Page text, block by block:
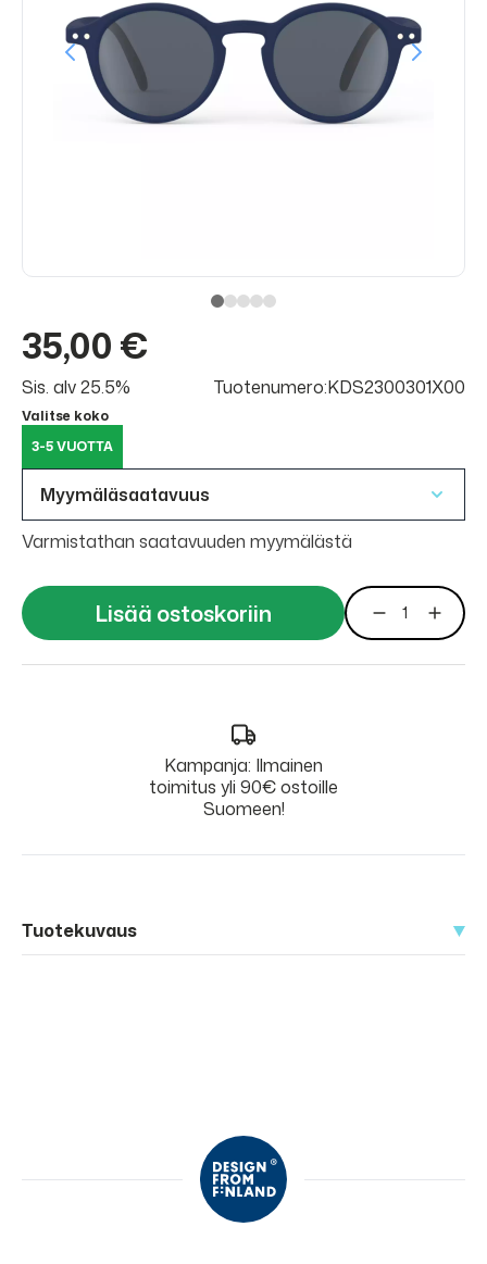
35,00 €
Sis. alv 25.5% Tuotenumero:KDS2300301X00
Valitse koko
3-5 VUOTTA
Myymäläsaatavuus
Varmistathan saatavuuden myymälästä
Lisää ostoskoriin
Kampanja: Ilmainen
toimitus yli 90€ ostoille
Suomeen!
Tuotekuvaus